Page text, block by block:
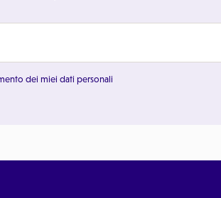
dei miei dati personali